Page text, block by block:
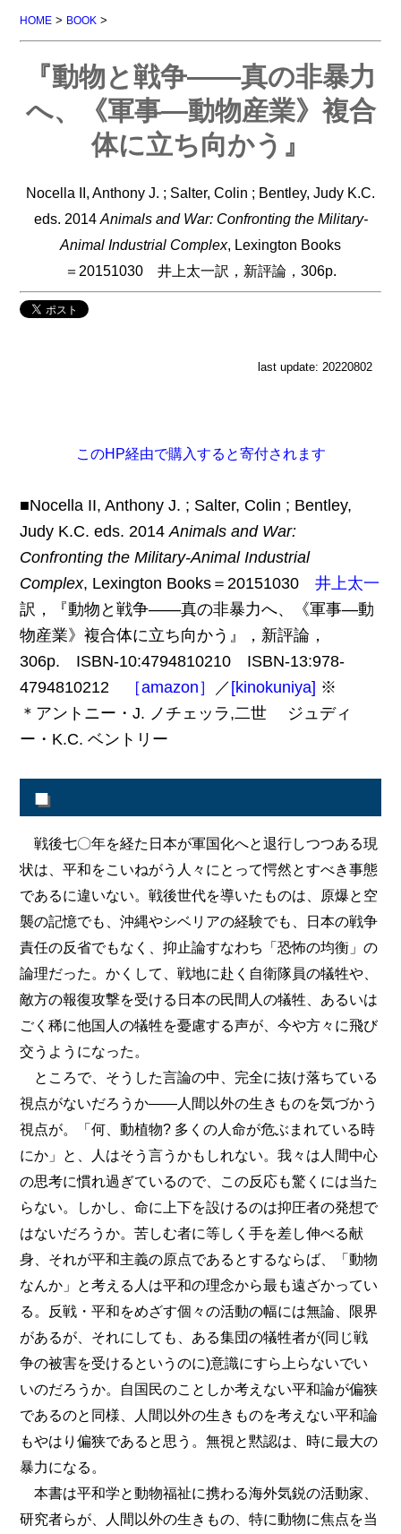
HOME > BOOK >
『動物と戦争――真の非暴力
へ、《軍事―動物産業》複合
体に立ち向かう』
Nocella II, Anthony J. ; Salter, Colin ; Bentley, Judy K.C.
eds. 2014 Animals and War: Confronting the Military-
Animal Industrial Complex, Lexington Books
＝20151030 井上太一訳，新評論，306p.
last update: 20220802
このHP経由で購入すると寄付されます
■Nocella II, Anthony J. ; Salter, Colin ; Bentley,
Judy K.C. eds. 2014Animals and War:
Confronting the Military-Animal Industrial
Complex, Lexington Books＝20151030井上太一
訳，『動物と戦争――真の非暴力へ、《軍事―動
物産業》複合体に立ち向かう』，新評論，
306p. ISBN-10:4794810210 ISBN-13:978-
4794810212
［amazon］ ／ [kinokuniya] ※
＊アントニー・J. ノチェッラ,二世 ジュディ
ー・K.C. ベントリー
■
戦後七〇年を経た日本が軍国化へと退行しつつある現
状は、平和をこいねがう人々にとって愕然とすべき事態
であるに違いない。戦後世代を導いたものは、原爆と空
襲の記憶でも、沖縄やシベリアの経験でも、日本の戦争
責任の反省でもなく、抑止論すなわち「恐怖の均衡」の
論理だった。かくして、戦地に赴く自衛隊員の犠牲や、
敵方の報復攻撃を受ける日本の民間人の犠牲、あるいは
ごく稀に他国人の犠牲を憂慮する声が、今や方々に飛び
交うようになった。
ところで、そうした言論の中、完全に抜け落ちている
視点がないだろうか――人間以外の生きものを気づかう
視点が。「何、動植物? 多くの人命が危ぶまれている時
にか」と、人はそう言うかもしれない。我々は人間中心
の思考に慣れ過ぎているので、この反応も驚くには当た
らない。しかし、命に上下を設けるのは抑圧者の発想で
はないだろうか。苦しむ者に等しく手を差し伸べる献
身、それが平和主義の原点であるとするならば、「動物
なんか」と考える人は平和の理念から最も遠ざかってい
る。反戦・平和をめざす個々の活動の幅には無論、限界
があるが、それにしても、ある集団の犠牲者が(同じ戦
争の被害を受けるというのに)意識にすら上らないでい
いのだろうか。自国民のことしか考えない平和論が偏狭
であるのと同様、人間以外の生きものを考えない平和論
もやはり偏狭であると思う。無視と黙認は、時に最大の
暴力になる。
本書は平和学と動物福祉に携わる海外気鋭の活動家、
研究者らが、人間以外の生きもの、特に動物に焦点を当